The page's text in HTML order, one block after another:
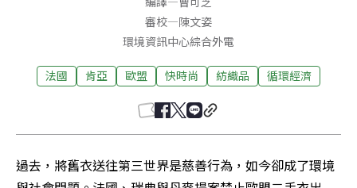
審校—陳文姿
環境資訊中心綜合外電
法國 肯亞 歐盟 快時尚 紡織品 循環經濟
過去，將舊衣送往第三世界是慈善行為，如今卻成了環境